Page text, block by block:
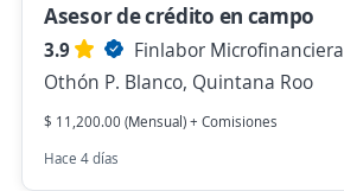
Asesor de crédito en campo
3.9
Finlabor Microfinanciera
Othón P. Blanco, Quintana Roo
$ 11,200.00 (Mensual) + Comisiones
Hace 4 días